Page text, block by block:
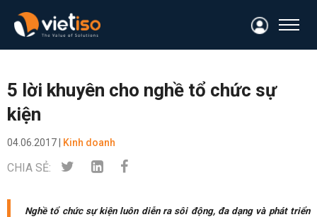
5 lời khuyên cho nghề tổ chức sự
kiện
04.06.2017 | Kinh doanh
CHIA SẺ:
Nghề tổ chức sự kiện luôn diễn ra sôi động, đa dạng và phát triển